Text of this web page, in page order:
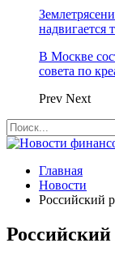
надвигается
В Москве
совета по
Prev Next
Главная
Новости
Российский